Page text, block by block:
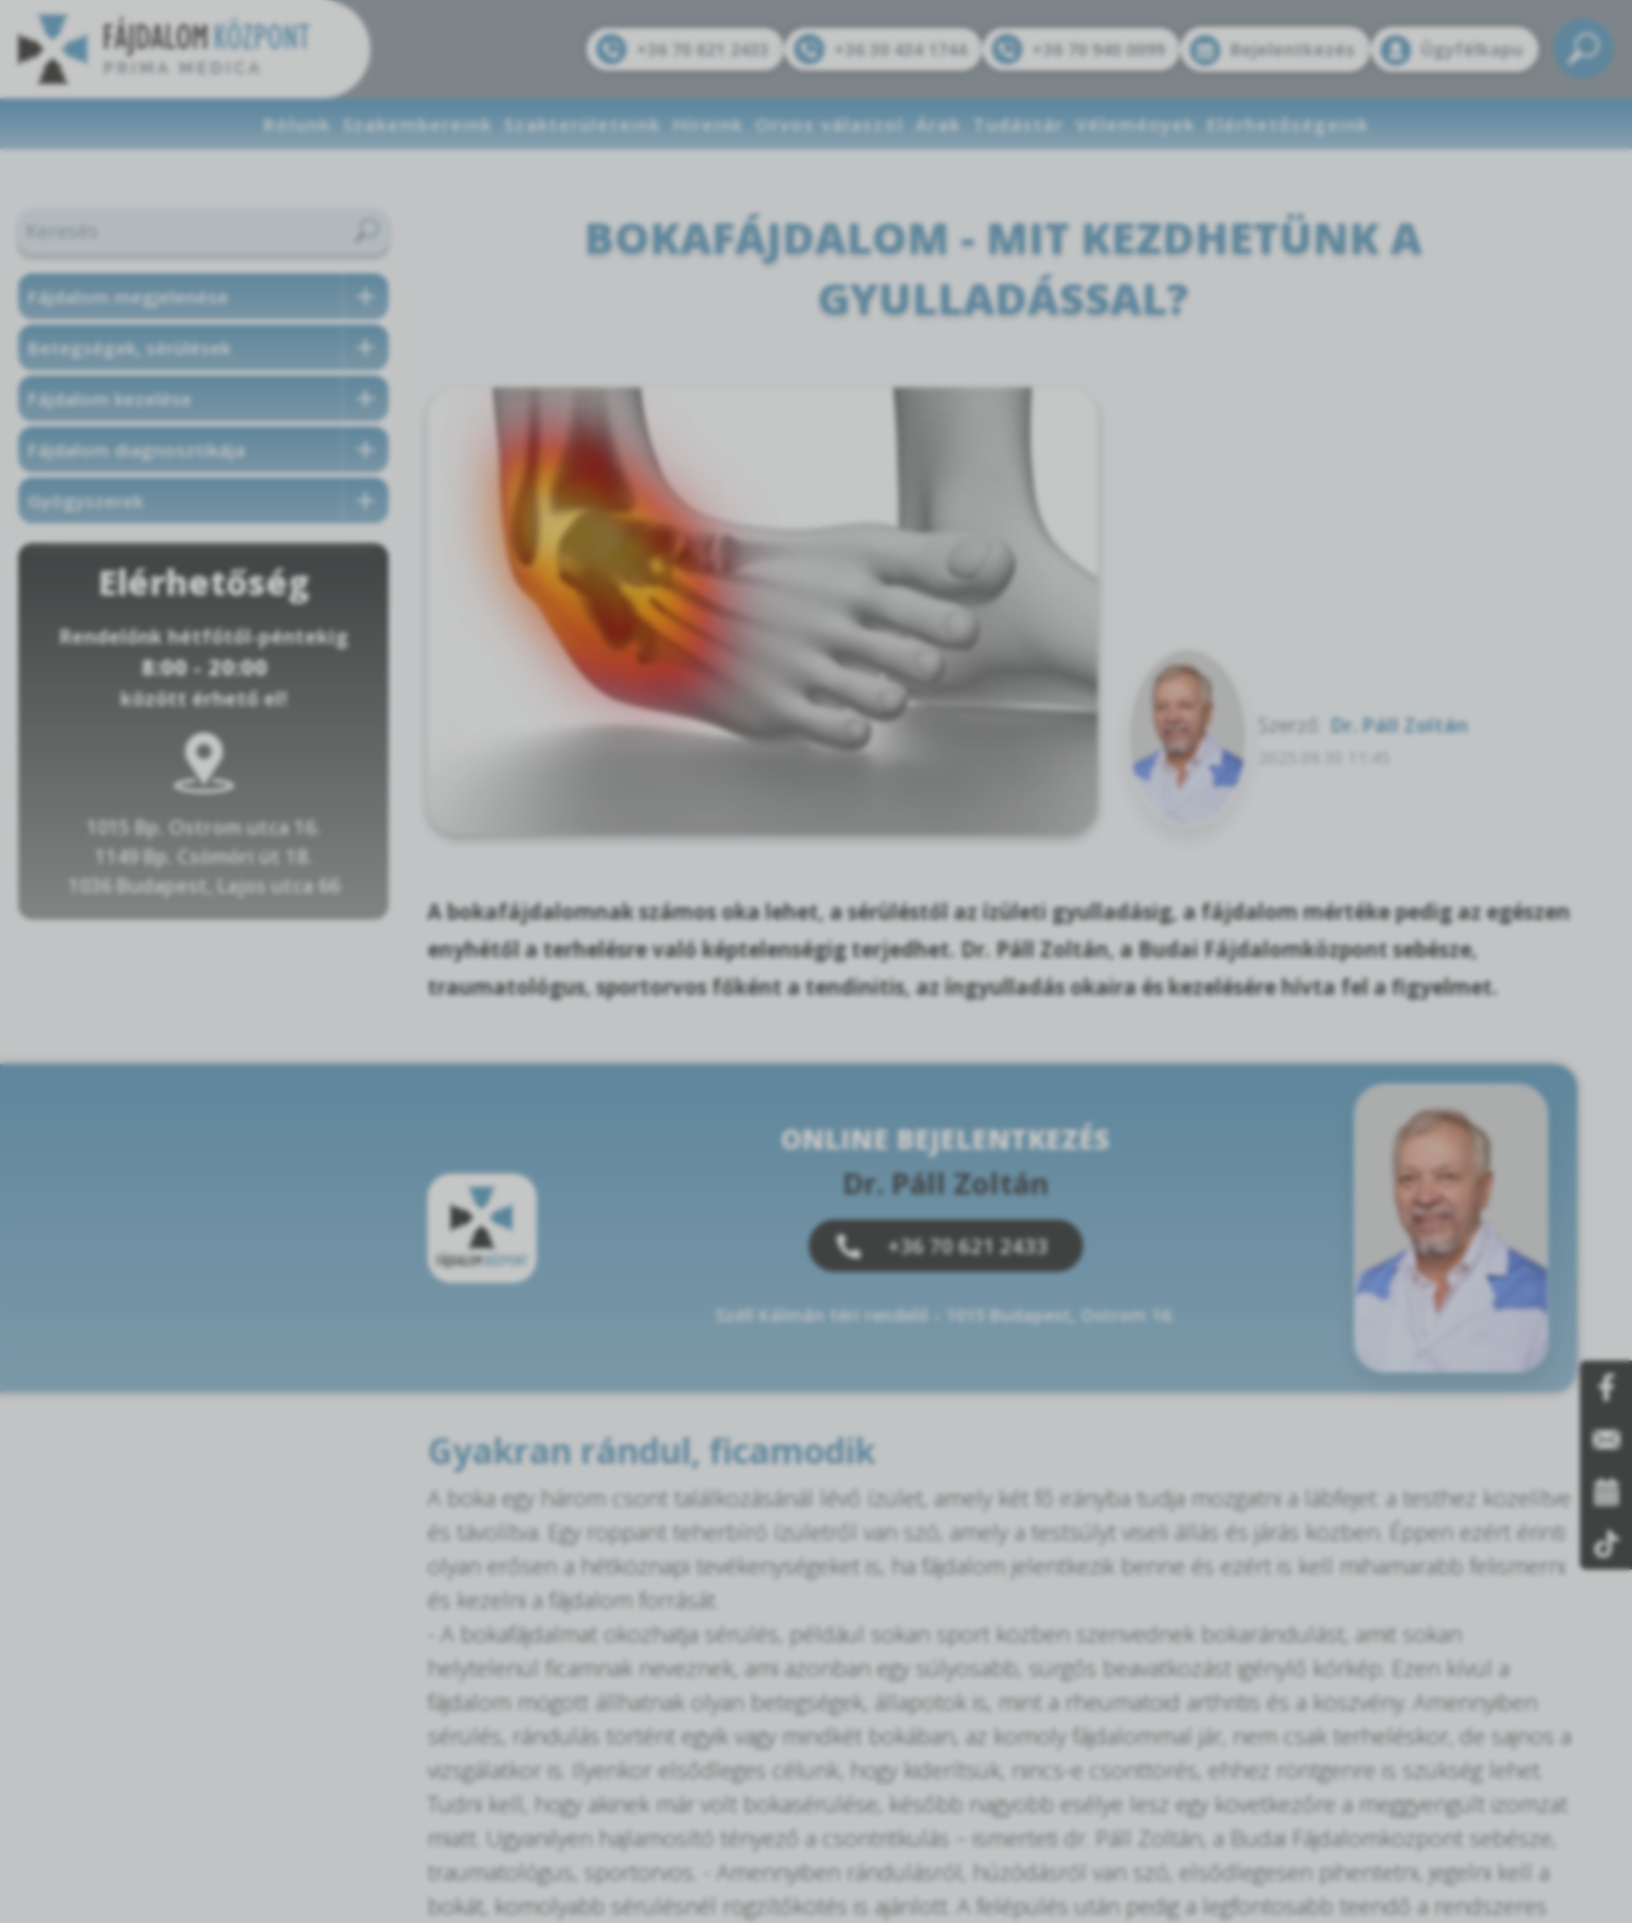
+36 70 621 2433 +36 30 434 1744 +36 70 940 0099 Bejelentkezés Ügyfélkapu
Rólunk Szakembereink Szakterületeink Híreink Orvos válaszol Árak Tudástár Vélemények Elérhetőségeink
Fájdalom megjelenése
Betegségek, sérülések
Fájdalom kezelése
Fájdalom diagnosztikája
Gyógyszerek
Elérhetőség
Rendelőnk hétfőtől-péntekig
8:00 - 20:00
között érhető el!
1015 Bp. Ostrom utca 16.
1149 Bp. Csömöri út 18.
1036 Budapest, Lajos utca 66
BOKAFÁJDALOM - MIT KEZDHETÜNK A
GYULLADÁSSAL?
Szerző: Dr. Páll Zoltán
A bokafájdalomnak számos oka lehet, a sérüléstől az ízületi gyulladásig, a fájdalom mértéke pedig az egészen
enyhétől a terhelésre való képtelenségig terjedhet. Dr. Páll Zoltán, a Budai Fájdalomközpont sebésze,
traumatológus, sportorvos főként a tendinitis, az íngyulladás okaira és kezelésére hívta fel a figyelmet.
ONLINE BEJELENTKEZÉS
Dr. Páll Zoltán
+36 70 621 2433
Széll Kálmán téri rendelő - 1015 Budapest, Ostrom 16.
Gyakran rándul, ficamodik
A boka egy három csont találkozásánál lévő ízület, amely két fő irányba tudja mozgatni a lábfejet: a testhez közelítve
és távolítva. Egy roppant teherbíró ízületről van szó, amely a testsúlyt viseli állás és járás közben. Éppen ezért érinti
olyan erősen a hétköznapi tevékenységeket is, ha fájdalom jelentkezik benne és ezért is kell mihamarabb felismerni
és kezelni a fájdalom forrását.
- A bokafájdalmat okozhatja sérülés, például sokan sport közben szenvednek bokarándulást, amit sokan
helytelenül ficamnak neveznek, ami azonban egy súlyosabb, sürgős beavatkozást igénylő kórkép. Ezen kívül a
fájdalom mögött állhatnak olyan betegségek, állapotok is, mint a rheumatoid arthritis és a köszvény. Amennyiben
sérülés, rándulás történt egyik vagy mindkét bokában, az komoly fájdalommal jár, nem csak terheléskor, de sajnos a
vizsgálatkor is. Ilyenkor elsődleges célunk, hogy kiderítsük, nincs-e csonttörés, ehhez röntgenre is szükség lehet.
Tudni kell, hogy akinek már volt bokasérülése, később nagyobb esélye lesz egy következőre a meggyengült izomzat
miatt. Ugyanilyen hajlamosító tényező a csontritkulás – ismerteti dr. Páll Zoltán, a Budai Fájdalomközpont sebésze,
traumatológus, sportorvos. - Amennyiben rándulásról, húzódásról van szó, elsődlegesen pihentetni, jegelni kell a
bokát, komolyabb sérülésnél rögzítőkötés is ajánlott. A felépülés után pedig a legfontosabb teendő a rendszeres